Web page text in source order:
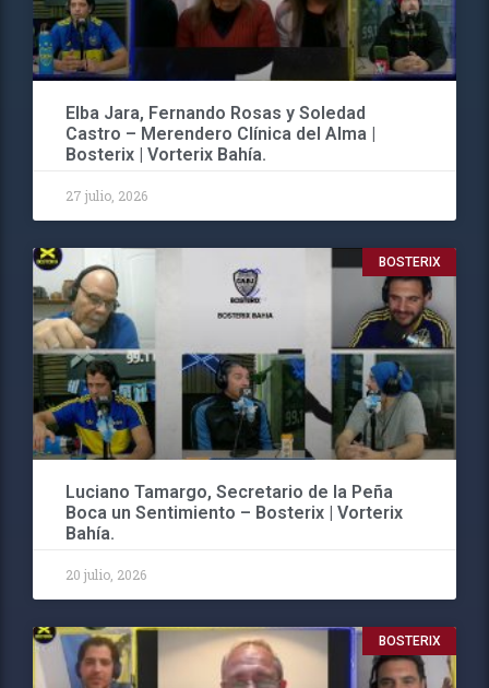
Elba Jara, Fernando Rosas y Soledad
Castro – Merendero Clínica del Alma |
Bosterix | Vorterix Bahía.
27 julio, 2026
BOSTERIX
Luciano Tamargo, Secretario de la Peña
Boca un Sentimiento – Bosterix | Vorterix
Bahía.
20 julio, 2026
BOSTERIX